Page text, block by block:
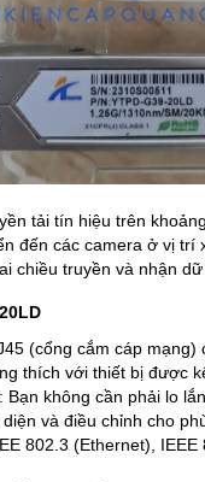
tải tín hiệu trên
đến các camera ở vị
chiều truyền và nhận
(cổng cắm cáp
thích với thiết bị được
không cần phải lo
và điều chỉnh cho
802.3 (Ethernet),